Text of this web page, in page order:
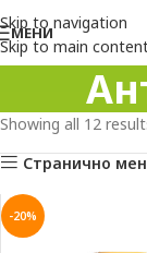
Skip to navigation
Skip to main
МЕНИ
Showing all 12
Странично
-20%